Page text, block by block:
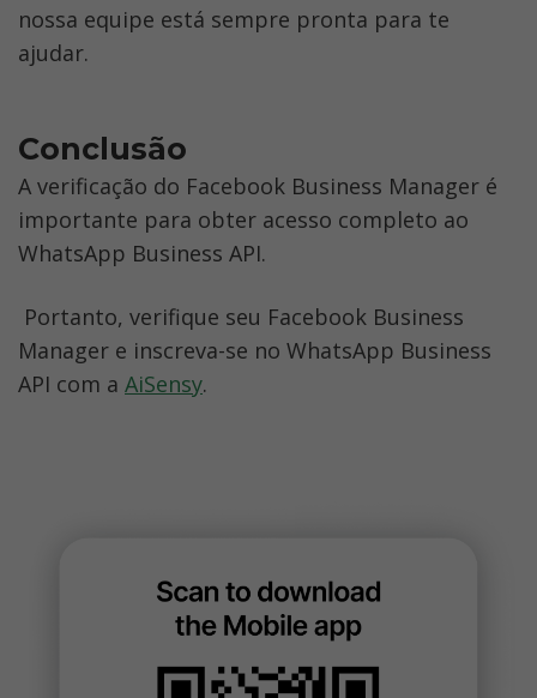
nossa equipe está sempre pronta para te
ajudar.
Conclusão
A verificação do Facebook Business Manager é
importante para obter acesso completo ao
WhatsApp Business API.
Manager e inscreva-se no WhatsApp Business
API com a AiSensy.